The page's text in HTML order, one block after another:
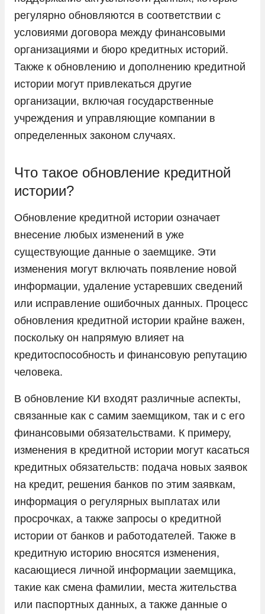
регулярно обновляются в соответствии с
условиями договора между финансовыми
организациями и бюро кредитных историй.
Также к обновлению и дополнению кредитной
истории могут привлекаться другие
организации, включая государственные
учреждения и управляющие компании в
определенных законом случаях.
Что такое обновление кредитной
истории?
Обновление кредитной истории означает
внесение любых изменений в уже
существующие данные о заемщике. Эти
изменения могут включать появление новой
информации, удаление устаревших сведений
или исправление ошибочных данных. Процесс
обновления кредитной истории крайне важен,
поскольку он напрямую влияет на
кредитоспособность и финансовую репутацию
человека.
В обновление КИ входят различные аспекты,
связанные как с самим заемщиком, так и с его
финансовыми обязательствами. К примеру,
изменения в кредитной истории могут касаться
кредитных обязательств: подача новых заявок
на кредит, решения банков по этим заявкам,
информация о регулярных выплатах или
просрочках, а также запросы о кредитной
истории от банков и работодателей. Также в
кредитную историю вносятся изменения,
касающиеся личной информации заемщика,
такие как смена фамилии, места жительства
или паспортных данных, а также данные о